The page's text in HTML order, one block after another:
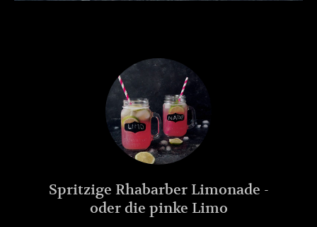
Spritzige Rhabarber Limonade -
oder die pinke Limo